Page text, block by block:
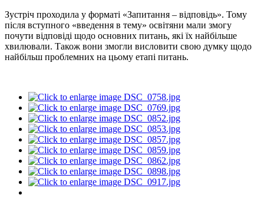
Зустріч проходила у форматі «Запитання – відповідь». Тому
після вступного «введення в тему» освітяни мали змогу
почути відповіді щодо основних питань, які їх найбільше
хвилювали. Також вони змогли висловити свою думку щодо
найбільш проблемних на цьому етапі питань.